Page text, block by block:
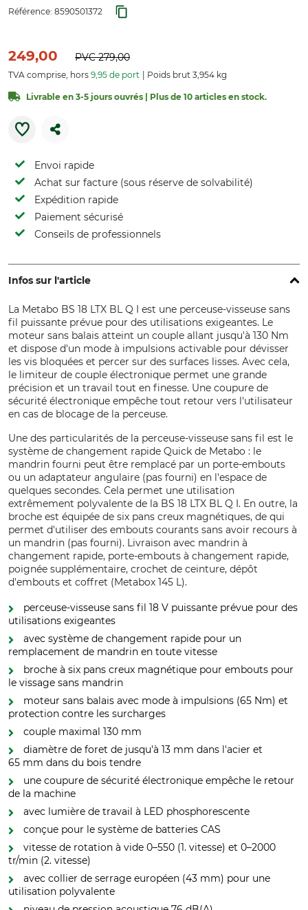
Référence: 8590501372
249,00 PVC279,00
TVA comprise, hors 9,95 de port Poids brut 3,954 kg
Livrable en 3-5 jours ouvrés | Plus de 10 articles en stock.
Envoi rapide
Achat sur facture (sous réserve de solvabilité)
Expédition rapide
Paiement sécurisé
Conseils de professionnels
Infos sur l'article
La Metabo BS 18 LTX BL Q I est une perceuse-visseuse sans
fil puissante prévue pour des utilisations exigeantes. Le
moteur sans balais atteint un couple allant jusqu'à 130 Nm
et dispose d'un mode à impulsions activable pour dévisser
les vis bloquées et percer sur des surfaces lisses. Avec cela,
le limiteur de couple électronique permet une grande
précision et un travail tout en finesse. Une coupure de
sécurité électronique empêche tout retour vers l'utilisateur
en cas de blocage de la perceuse.
Une des particularités de la perceuse-visseuse sans fil est le
système de changement rapide Quick de Metabo : le
mandrin fourni peut être remplacé par un porte-embouts
ou un adaptateur angulaire (pas fourni) en l'espace de
quelques secondes. Cela permet une utilisation
extrêmement polyvalente de la BS 18 LTX BL Q I. En outre, la
broche est équipée de six pans creux magnétiques, de qui
permet d'utiliser des embouts courants sans avoir recours à
un mandrin (pas fourni). Livraison avec mandrin à
changement rapide, porte-embouts à changement rapide,
poignée supplémentaire, crochet de ceinture, dépôt
d'embouts et coffret (Metabox 145 L).
perceuse-visseuse sans fil 18 V puissante prévue pour des
utilisations exigeantes
avec système de changement rapide pour un
remplacement de mandrin en toute vitesse
broche à six pans creux magnétique pour embouts pour
le vissage sans mandrin
moteur sans balais avec mode à impulsions (65 Nm) et
protection contre les surcharges
couple maximal 130 mm
diamètre de foret de jusqu'à 13 mm dans l'acier et
65 mm dans du bois tendre
une coupure de sécurité électronique empêche le retour
de la machine
avec lumière de travail à LED phosphorescente
conçue pour le système de batteries CAS
vitesse de rotation à vide 0–550 (1. vitesse) et 0–2000
tr/min (2. vitesse)
avec collier de serrage européen (43 mm) pour une
utilisation polyvalente